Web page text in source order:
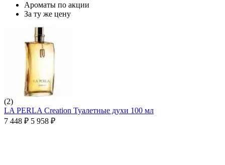
Ароматы по акции
За ту же цену
(2)
LA PERLA Creation Туалетные духи 100 мл
7 448 ₽ 5 958 ₽